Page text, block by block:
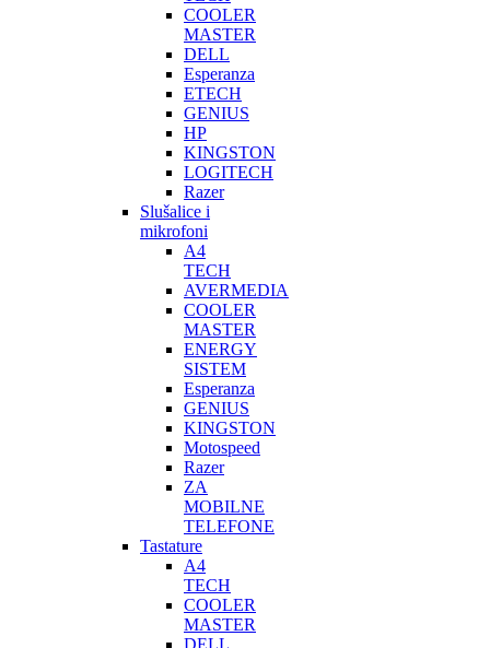
COOLER
MASTER
DELL
Esperanza
ETECH
GENIUS
HP
KINGSTON
LOGITECH
Razer
Slušalice i
mikrofoni
A4
TECH
AVERMEDIA
COOLER
MASTER
ENERGY
SISTEM
Esperanza
GENIUS
KINGSTON
Motospeed
Razer
ZA
MOBILNE
TELEFONE
Tastature
A4
TECH
COOLER
MASTER
DELL